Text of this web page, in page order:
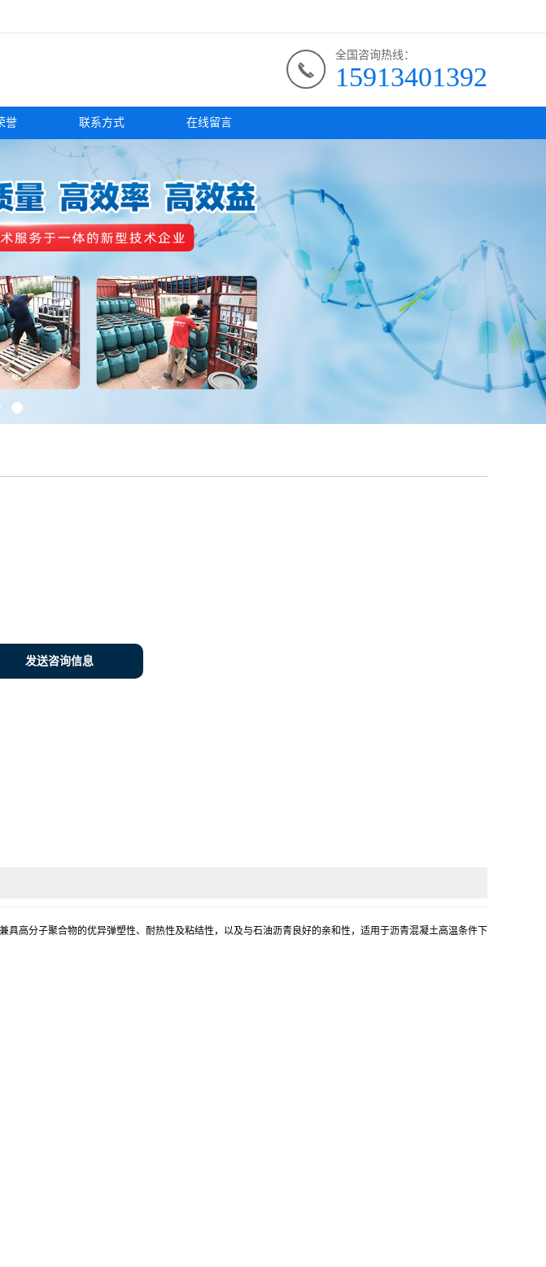
全国咨询热线：
15913401392
誉 联系方式 在线留言
发送咨询信息
高分子聚合物的优异弹塑性、耐热性及粘结性，以及与石油沥青良好的亲和性，适用于沥青混凝土高温条件下